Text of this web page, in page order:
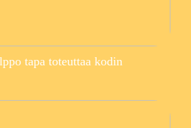
tapa toteuttaa kodin